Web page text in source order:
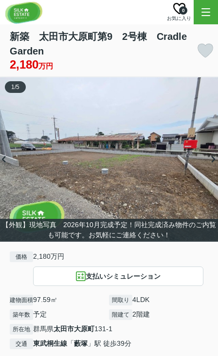
お気に入り
0
新築 太田市大原町第9 2号棟 Cradle
Garden
2,180万円
【外観】現地写真 2026年10月完成予定！同社完成済み物件のご内覧
も可能です。お気軽にご連絡ください！
1/5
価格 2,180万円
支払いシミュレーション
建物面積97.59㎡ 間取り 4LDK
築年数 予定 階建て 2階建
所在地 群馬県太田市大原町131-1
交通 東武桐生線 「藪塚 」駅 徒歩39分